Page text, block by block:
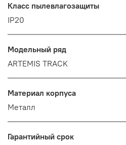
Класс пылевлагозащиты
IP20
Модельный ряд
ARTEMIS TRACK
Материал корпуса
Металл
Гарантийный срок